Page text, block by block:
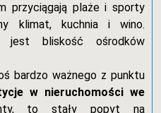
przyciągają plaże i sporty
klimat, kuchnia i wino.
jest bliskość ośrodków
bardzo ważnego z punktu
w nieruchomości we
to stały popyt na